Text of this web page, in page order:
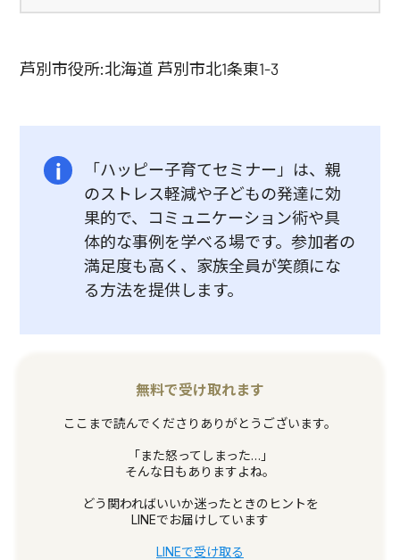
芦別市役所:北海道 芦別市北1条東1-3
「ハッピー子育てセミナー」は、親
のストレス軽減や子どもの発達に効
果的で、コミュニケーション術や具
体的な事例を学べる場です。参加者の
満足度も高く、家族全員が笑顔にな
る方法を提供します。
無料で受け取れます
ここまで読んでくださりありがとうございます。
「また怒ってしまった…」
そんな日もありますよね。
どう関わればいいか迷ったときのヒントを
LINEでお届けしています
LINEで受け取る